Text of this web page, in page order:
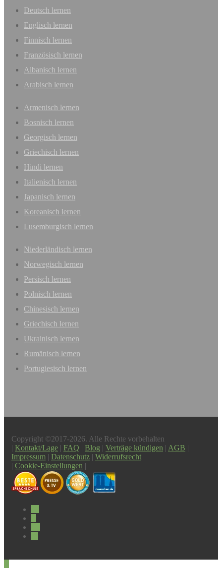
Deutsch lernen
Englisch lernen
Finnisch lernen
Französisch lernen
Albanisch lernen
Arabisch lernen
Armenisch lernen
Bosnisch lernen
Georgisch lernen
Griechisch lernen
Hindi lernen
Italienisch lernen
Japanisch lernen
Koreanisch lernen
Lusemburgisch lernen
Niederländisch lernen
Norwegisch lernen
Persisch lernen
Polnisch lernen
Chinesisch lernen
Griechisch lernen
Ukrainisch lernen
Rumänisch lernen
Portugiesisch lernen
Copyright ©2017-2026. Alle Rechte vorbehalten
| Kontakt/Lage | FAQ | Blog | Verträge kündigen | AGB |
Impressum | Datenschutz | Widerrufsrecht
| Cookie-Einstellungen |